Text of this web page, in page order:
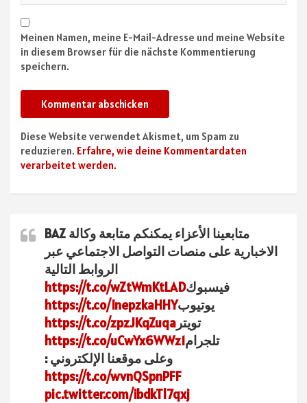
Meinen Namen, meine E-Mail-Adresse und meine Website
in diesem Browser für die nächste Kommentierung
speichern.
Diese Website verwendet Akismet, um Spam zu
reduzieren. Erfahre, wie deine Kommentardaten
verarbeitet werden.
متابعينا الأعزاء يمكنكم متابعة وكالة BAZ
الاخبارية على منصات التواصل الاجتماعي عبر
الروابط التالية
فيسبوكhttps://t.co/wZtWmKtLAD
يوتيوبhttps://t.co/InepzkaHHY
تويتر https://t.co/zpzJKqZuqa
تلجرامhttps://t.co/uCwYx6WWz1
وعلى موقعنا الإلكتروني :
https://t.co/wvnQSpnPFF
pic.twitter.com/ibdkTl7qxj